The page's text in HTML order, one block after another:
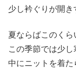
少し衿ぐりが開
夏ならばこのく
この季節では少し
中にニットを着